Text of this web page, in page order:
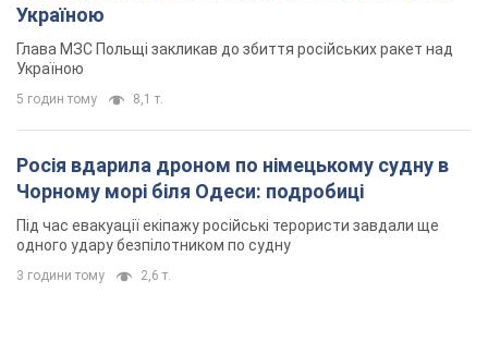
Україною
Глава МЗС Польщі закликав до збиття російських ракет над
Україною
5 годин тому 8,1 т.
Росія вдарила дроном по німецькому судну в
Чорному морі біля Одеси: подробиці
Під час евакуації екіпажу російські терористи завдали ще
одного удару безпілотником по судну
3 години тому 2,6 т.